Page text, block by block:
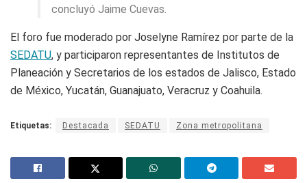
concluyó Jaime Cuevas.
El foro fue moderado por Joselyne Ramírez por parte de la
SEDATU, y participaron representantes de Institutos de
Planeación y Secretarios de los estados de Jalisco, Estado
de México, Yucatán, Guanajuato, Veracruz y Coahuila.
Etiquetas: Destacada SEDATU Zona metropolitana